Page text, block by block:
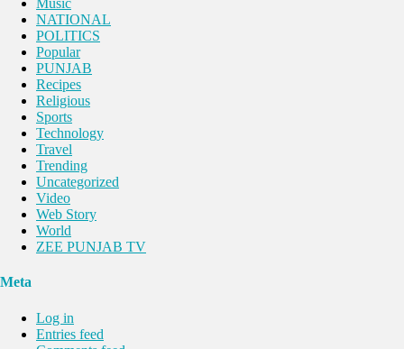
Music
NATIONAL
POLITICS
Popular
PUNJAB
Recipes
Religious
Sports
Technology
Travel
Trending
Uncategorized
Video
Web Story
World
ZEE PUNJAB TV
Meta
Log in
Entries feed